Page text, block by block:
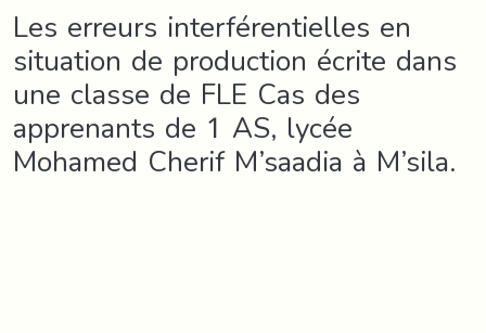
Les erreurs interférentielles en
situation de production écrite dans
une classe de FLE Cas des
apprenants de 1 AS, lycée
Mohamed Cherif M’saadia à M’sila.